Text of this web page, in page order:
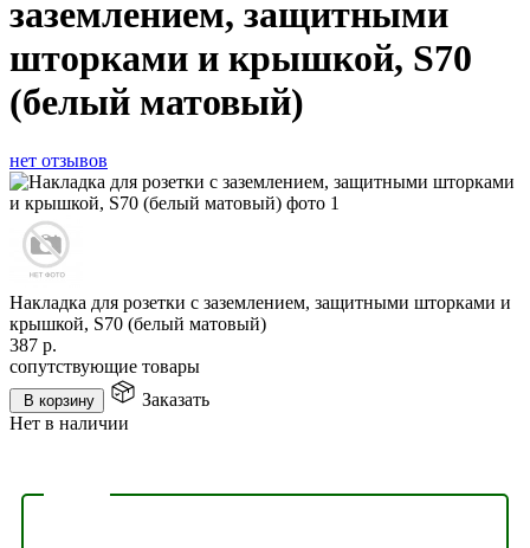
заземлением, защитными
шторками и крышкой, S70
(белый матовый)
нет отзывов
Накладка для розетки с заземлением, защитными шторками и
крышкой, S70 (белый матовый)
387 р.
сопутствующие товары
В корзину
Заказать
Нет в наличии